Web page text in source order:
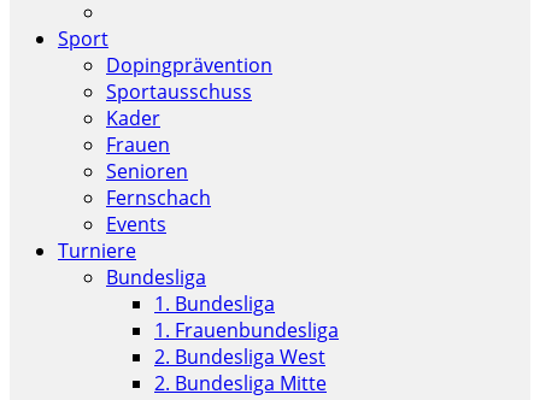
Sport
Dopingprävention
Sportausschuss
Kader
Frauen
Senioren
Fernschach
Events
Turniere
Bundesliga
1. Bundesliga
1. Frauenbundesliga
2. Bundesliga West
2. Bundesliga Mitte